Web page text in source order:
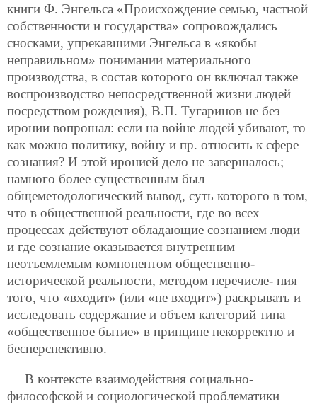
книги Ф. Энгельса «Происхождение семью, частной
собственности и государства» сопровождались
сносками, упрекавшими Энгельса в «якобы
неправильном» понимании материального
производства, в состав которого он включал также
воспроизводство непосредственной жизни людей
посредством рождения), В.П. Тугаринов не без
иронии вопрошал: если на войне людей убивают, то
как можно политику, войну и пр. относить к сфере
сознания? И этой иронией дело не завершалось;
намного более существенным был
общеметодологический вывод, суть которого в том,
что в общественной реальности, где во всех
процессах действуют обладающие сознанием люди
и где сознание оказывается внутренним
неотъемлемым компонентом общественно-
исторической реальности, методом перечисле- ния
того, что «входит» (или «не входит») раскрывать и
исследовать содержание и объем категорий типа
«общественное бытие» в принципе некорректно и
бесперспективно.
В контексте взаимодействия социально-
философской и социологической проблематики